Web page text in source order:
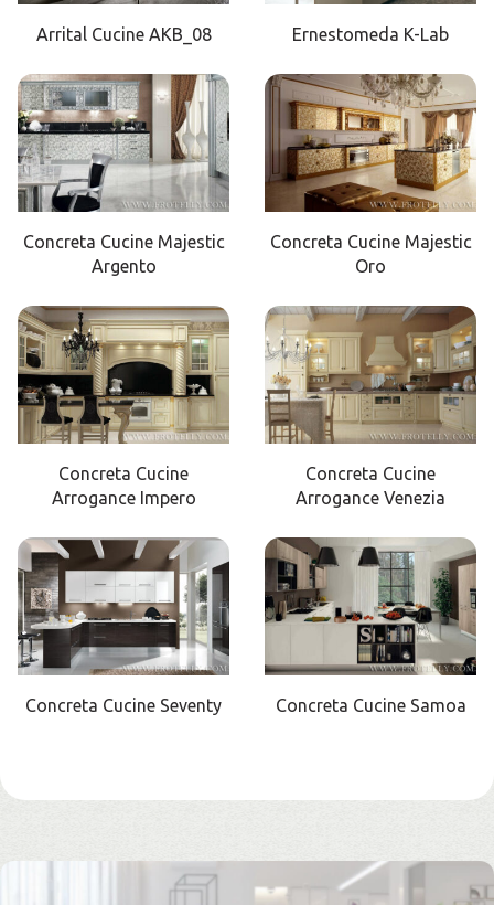
Arrital Cucine AKB_08 Ernestomeda K-Lab
Concreta Cucine Majestic
Argento
Concreta Cucine Majestic
Oro
Concreta Cucine
Arrogance Impero
Concreta Cucine
Arrogance Venezia
Concreta Cucine Seventy Concreta Cucine Samoa